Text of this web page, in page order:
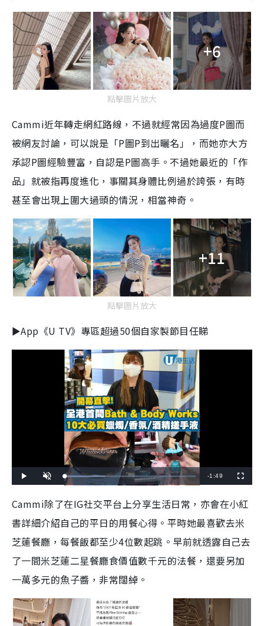
+6
點擊圖片放大
Cammi近年轉走網紅路線，不過就經常因為過度P圖而
被網友討論，可以說是「P圖P到出曬名」，而她亦大方
承認P圖經驗豐富，自認是P圖高手。不過她最近的「作
品」就被指再度進化，事關其身體比例過於誇張，有時
甚至會出現上圍大過頭的情況，相當神奇。
+11
點擊圖片放大
►App《U TV》專區超過50個自家製節目任睇
l
n
t
e
L
o
e
d
3
0
9
6
%
R
a
i
n
n
g
-1:49
u
s
c
e
e
Cammi除了在IG社交平台上分享生活日常，亦會在小紅
書詳細介紹自己的平日的用餐心得。平時她最喜歡去米
芝蓮餐廳，每餐飯都至少4位數起跳。早前就透露自己去
了一間米芝蓮二星餐廳食價值數千元的法餐，還要另加
一萬多元的魚子醬，非常闊綽。